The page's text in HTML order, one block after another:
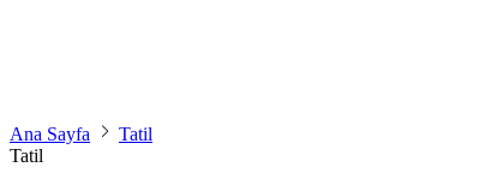
Ana Sayfa
Tatil
Tatil